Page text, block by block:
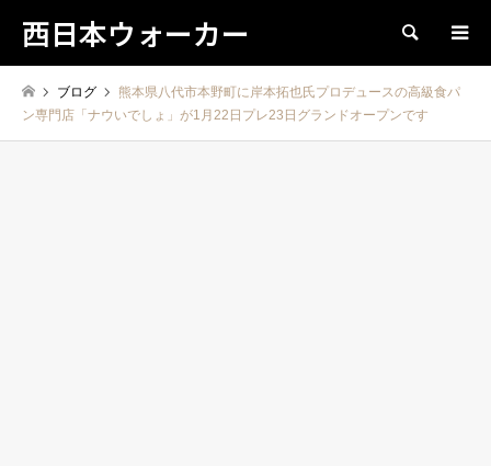
西日本ウォーカー 検索
ブログ
熊本県八代市本野町に岸本拓也氏プロデュースの高級食パ
ン専門店「ナウいでしょ」が1月22日プレ23日グランドオープンです